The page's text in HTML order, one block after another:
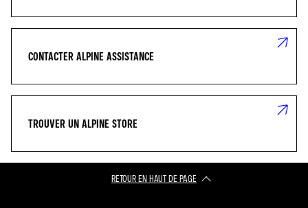
CONTACTER ALPINE ASSISTANCE
TROUVER UN ALPINE STORE
RETOUR EN HAUT DE PAGE​